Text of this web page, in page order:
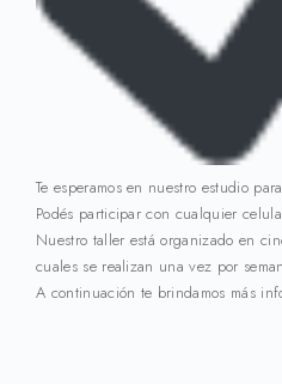
Te esperamos en nuestro estudio
Podés participar con cualquier
Nuestro taller está organizado en
cuales se realizan una vez por
A continuación te brindamos más